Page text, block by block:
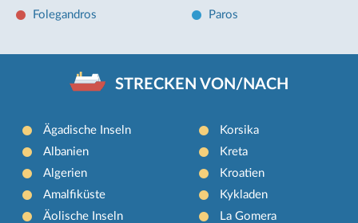
Folegandros Paros
STRECKEN VON/NACH
Ägadische Inseln
Albanien
Algerien
Amalfiküste
Äolische Inseln
Korsika
Kreta
Kroatien
Kykladen
La Gomera